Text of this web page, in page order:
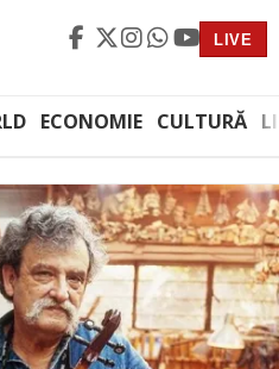
LIVE
ECONOMIE CULTURĂ